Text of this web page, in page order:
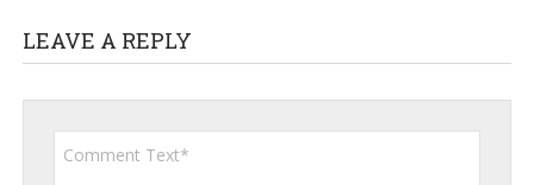
LEAVE A REPLY